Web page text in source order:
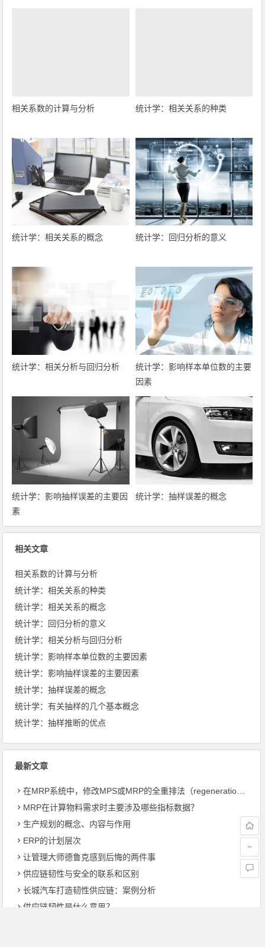
相关系数的计算与分析 统计学：相关关系的种类
统计学：相关关系的概念 统计学：回归分析的意义
统计学：相关分析与回归分析
统计学：影响样本单位数的主要
因素
统计学：影响抽样误差的主要因
素
统计学：抽样误差的概念
相关文章
相关系数的计算与分析
统计学：相关关系的种类
统计学：相关关系的概念
统计学：回归分析的意义
统计学：相关分析与回归分析
统计学：影响样本单位数的主要因素
统计学：影响抽样误差的主要因素
统计学：抽样误差的概念
统计学：有关抽样的几个基本概念
统计学：抽样推断的优点
最新文章
在MRP系统中，修改MPS或MRP的全重排法（regeneration）和净改变法？
MRP在计算物料需求时主要涉及哪些指标数据？
生产规划的概念、内容与作用
ERP的计划层次
让管理大师德鲁克感到后悔的两件事
供应链韧性与安全的联系和区别
长城汽车打造韧性供应链：案例分析
供应链韧性是什么意思？